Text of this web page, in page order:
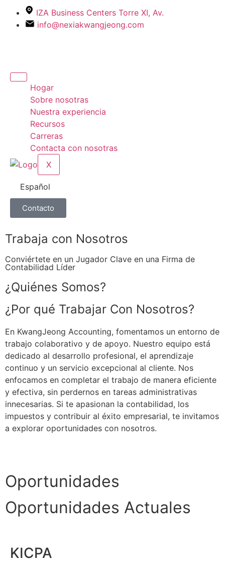
IZA Business Centers Torre XI, Av.
info@nexiakwangjeong.com
Hogar
Sobre nosotras
Nuestra experiencia
Recursos
Carreras
Contacta con nosotras
X
Español
Contacto
Trabaja con Nosotros
Conviértete en un Jugador Clave en una Firma de
Contabilidad Líder
¿Quiénes Somos?
¿Por qué Trabajar Con Nosotros?
En KwangJeong Accounting, fomentamos un entorno de
trabajo colaborativo y de apoyo. Nuestro equipo está
dedicado al desarrollo profesional, el aprendizaje
continuo y un servicio excepcional al cliente. Nos
enfocamos en completar el trabajo de manera eficiente
y efectiva, sin perdernos en tareas administrativas
innecesarias. Si te apasionan la contabilidad, los
impuestos y contribuir al éxito empresarial, te invitamos
a explorar oportunidades con nosotros.
Oportunidades
Oportunidades Actuales
KICPA